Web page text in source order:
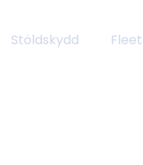
Stöldskydd